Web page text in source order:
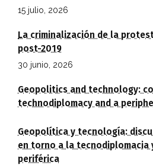
15 julio, 2026
La criminalización de la
post-2019
30 junio, 2026
Geopolitics and technology:
technodiplomacy and a
Geopolítica y tecnología:
en torno a la tecnodiplomacia
periférica